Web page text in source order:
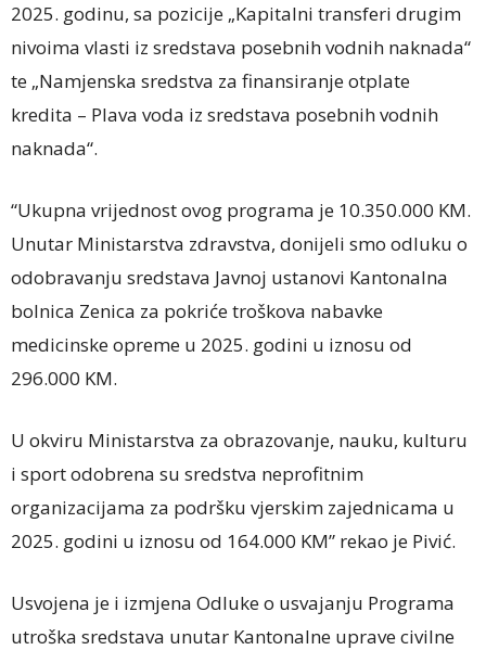
2025. godinu, sa pozicije „Kapitalni transferi drugim
nivoima vlasti iz sredstava posebnih vodnih naknada“
te „Namjenska sredstva za finansiranje otplate
kredita – Plava voda iz sredstava posebnih vodnih
naknada“.
“Ukupna vrijednost ovog programa je 10.350.000 KM.
Unutar Ministarstva zdravstva, donijeli smo odluku o
odobravanju sredstava Javnoj ustanovi Kantonalna
bolnica Zenica za pokriće troškova nabavke
medicinske opreme u 2025. godini u iznosu od
296.000 KM.
U okviru Ministarstva za obrazovanje, nauku, kulturu
i sport odobrena su sredstva neprofitnim
organizacijama za podršku vjerskim zajednicama u
2025. godini u iznosu od 164.000 KM” rekao je Pivić.
Usvojena je i izmjena Odluke o usvajanju Programa
utroška sredstava unutar Kantonalne uprave civilne